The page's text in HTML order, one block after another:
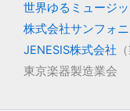
世界ゆるミュージ
株式会社サンフォ
JENESIS株式会社
東京楽器製造業会